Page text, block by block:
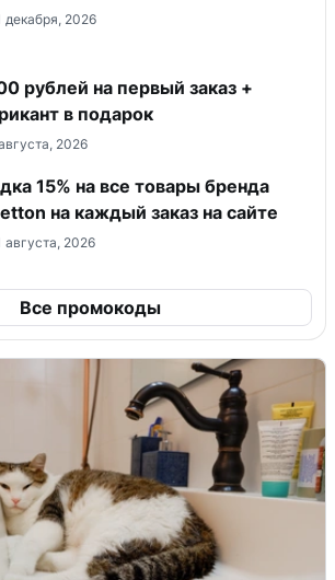
декабря, 2026
рублей на первый заказ +
в подарок
2026
15% на все товары бренда
на каждый заказ на сайте
августа, 2026
Все промокоды